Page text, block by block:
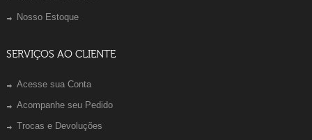
Nosso Estoque
SERVIÇOS AO CLIENTE
Acesse sua Conta
Acompanhe seu Pedido
Trocas e Devoluções